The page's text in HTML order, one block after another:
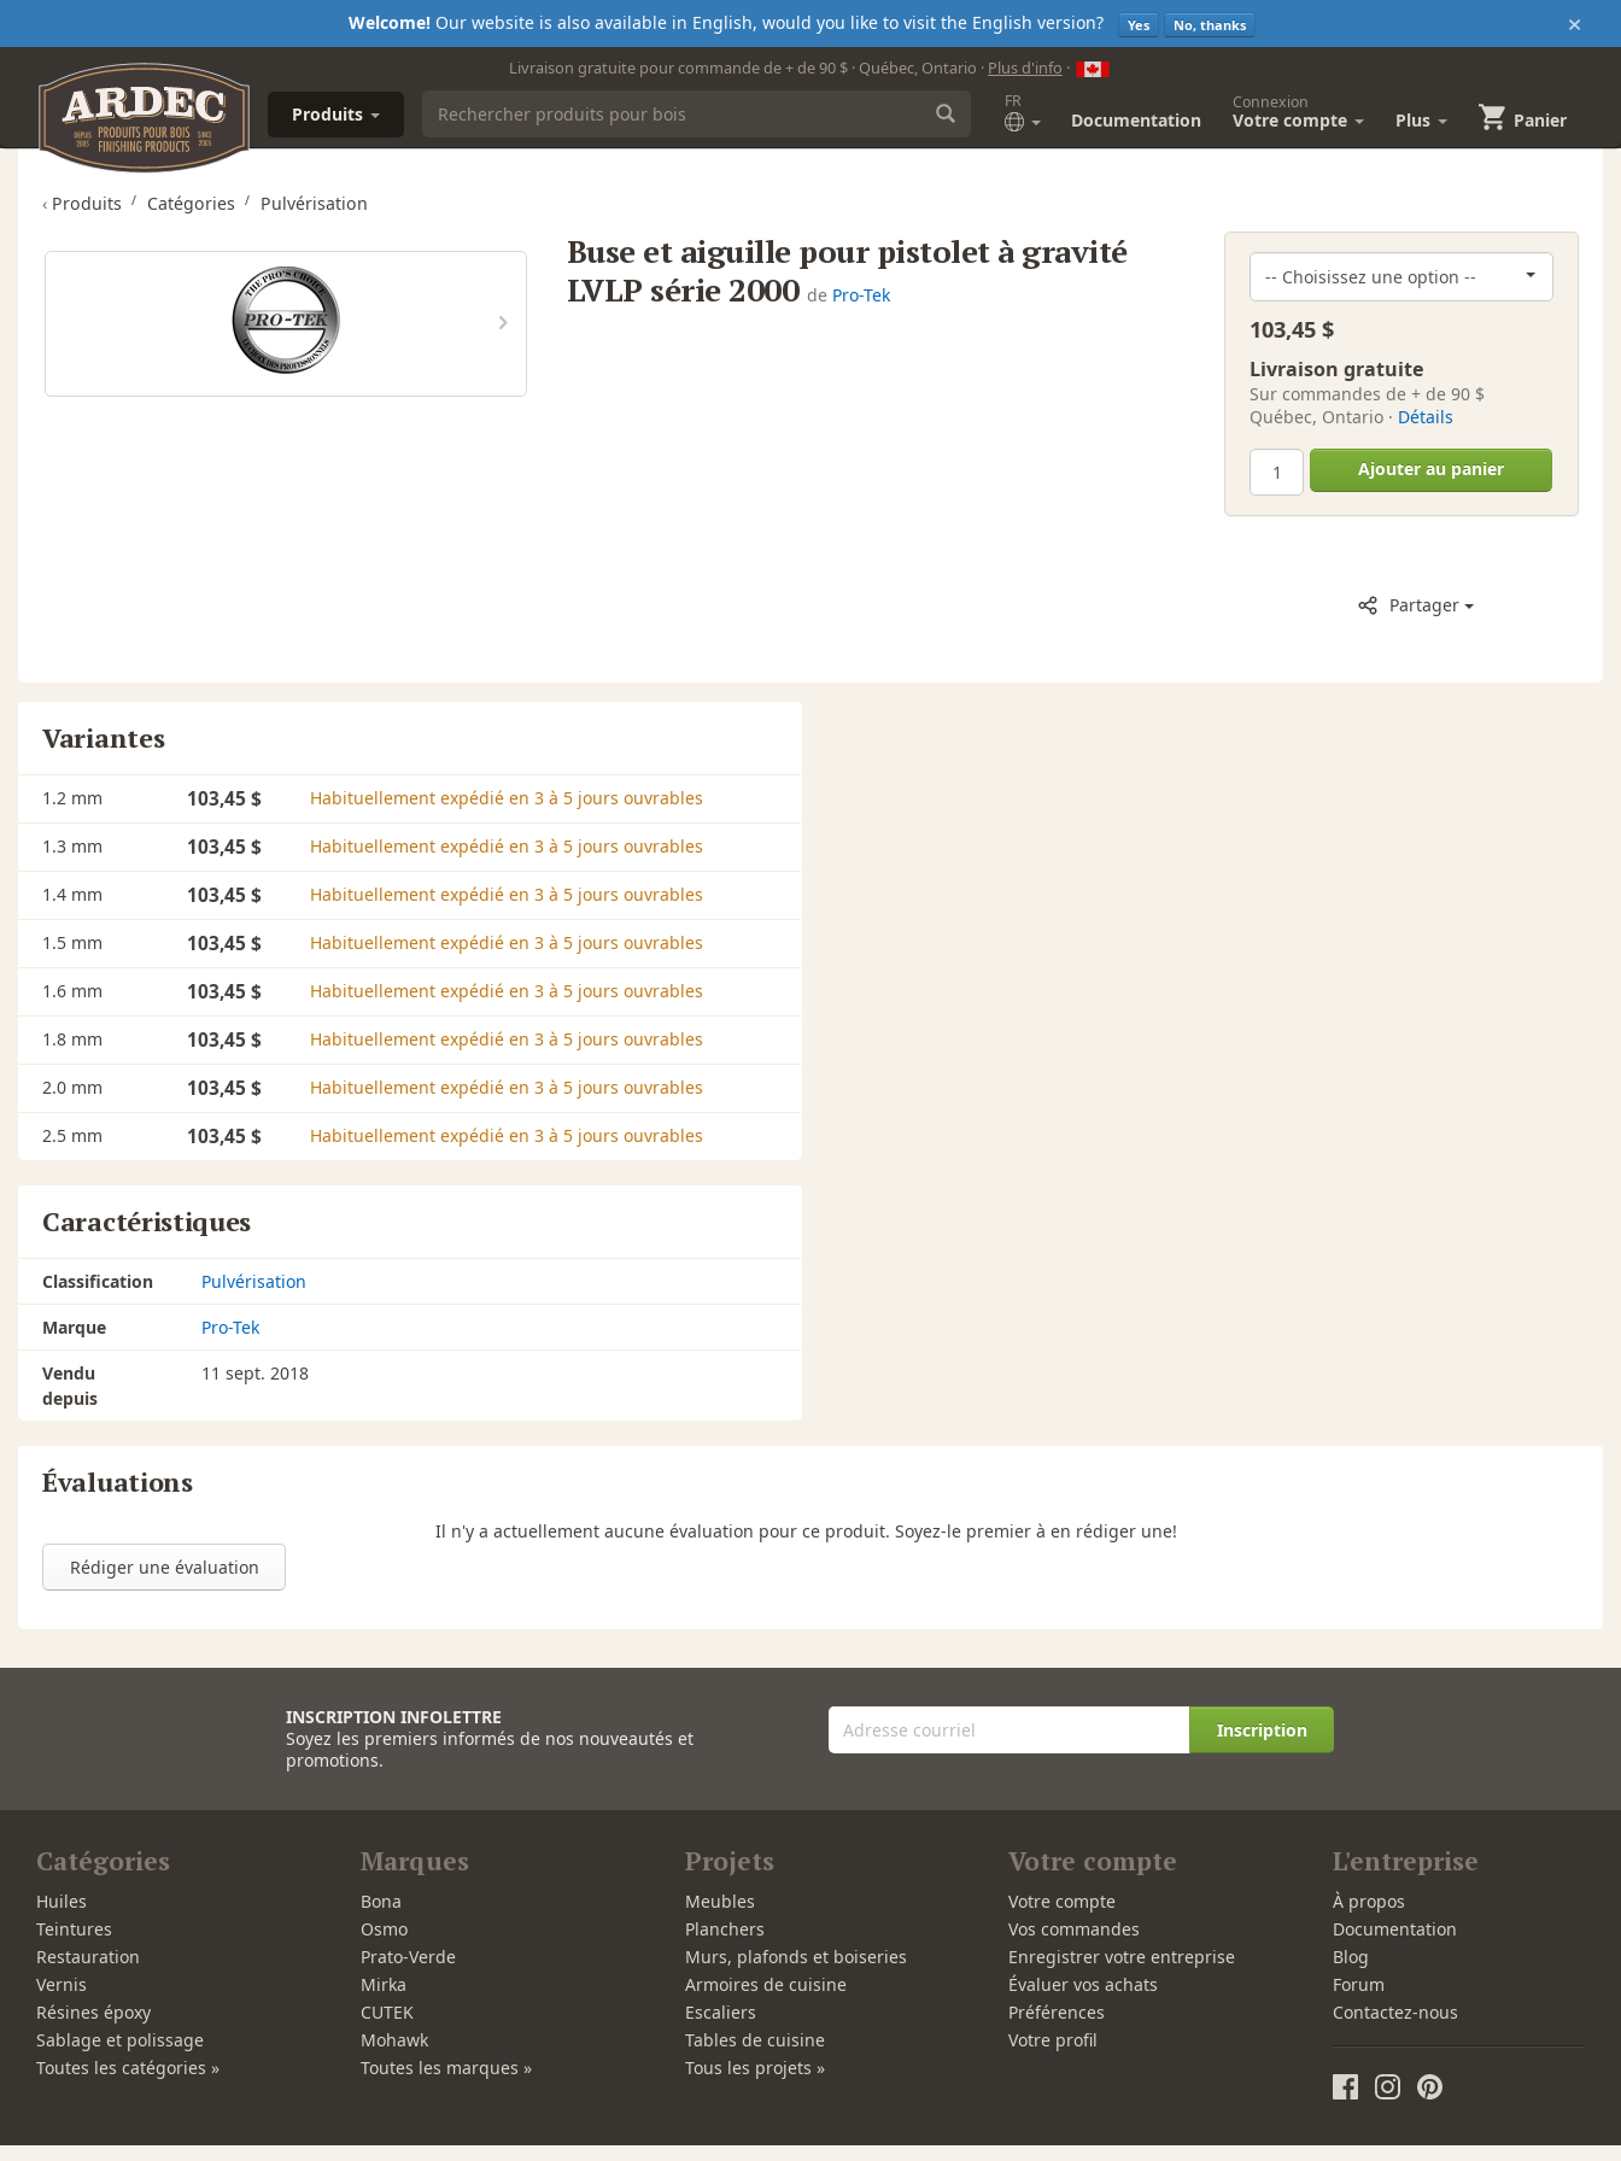
×
Welcome!Our website is also available in English, would you like to visit the English version? Yes No, thanks
Livraison gratuite pour commande de + de 90 $ · Québec, Ontario · Plus d'info ·
Produits
FR
Documentation
Connexion
Votre compte Plus Panier
‹ Produits Catégories Pulvérisation
103,45 $
Livraison gratuite
Sur commandes de + de 90 $
Québec, Ontario · Détails
Ajouter au panier
Partager
Buse et aiguille pour pistolet à gravité
LVLP série 2000 de Pro-Tek
Variantes
1.2 mm 103,45 $ Habituellement expédié en 3 à 5 jours ouvrables
1.3 mm 103,45 $ Habituellement expédié en 3 à 5 jours ouvrables
1.4 mm 103,45 $ Habituellement expédié en 3 à 5 jours ouvrables
1.5 mm 103,45 $ Habituellement expédié en 3 à 5 jours ouvrables
1.6 mm 103,45 $ Habituellement expédié en 3 à 5 jours ouvrables
1.8 mm 103,45 $ Habituellement expédié en 3 à 5 jours ouvrables
2.0 mm 103,45 $ Habituellement expédié en 3 à 5 jours ouvrables
2.5 mm 103,45 $ Habituellement expédié en 3 à 5 jours ouvrables
Caractéristiques
Classification
Pulvérisation
Marque
Pro-Tek
Vendu
depuis
11 sept. 2018
Évaluations
Rédiger une évaluation
Il n'y a actuellement aucune évaluation pour ce produit. Soyez-le premier à en rédiger une!
INSCRIPTION INFOLETTRE
Soyez les premiers informés de nos nouveautés et
promotions.
Inscription
Catégories
Huiles
Teintures
Restauration
Vernis
Résines époxy
Sablage et polissage
Toutes les catégories »
Marques
Bona
Osmo
Prato-Verde
Mirka
CUTEK
Mohawk
Toutes les marques »
Projets
Meubles
Planchers
Murs, plafonds et boiseries
Armoires de cuisine
Escaliers
Tables de cuisine
Tous les projets »
Votre compte
Votre compte
Vos commandes
Enregistrer votre entreprise
Évaluer vos achats
Préférences
Votre profil
L'entreprise
À propos
Documentation
Blog
Forum
Contactez-nous